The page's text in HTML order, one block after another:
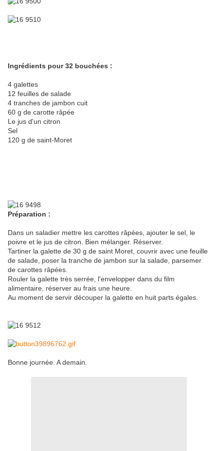
Ingrédients pour 32 bouchées :
4 galettes
12 feuilles de salade
4 tranches de jambon cuit
60 g de carotte râpée
Le jus d'un citron
Sel
120 g de saint-Moret
Préparation :
Dans un saladier mettre les carottes râpées, ajouter le sel, le
poivre et le jus de citron. Bien mélanger. Réserver.
Tartiner la galette de 30 g de saint Moret, couvrir avec une feuille
de salade, poser la tranche de jambon sur la salade, parsemer
de carottes râpées.
Rouler la galette très serrée, l'envelopper dans du film
alimentaire, réserver au frais une heure.
Au moment de servir découper la galette en huit parts égales.
Bonne journée. A demain.